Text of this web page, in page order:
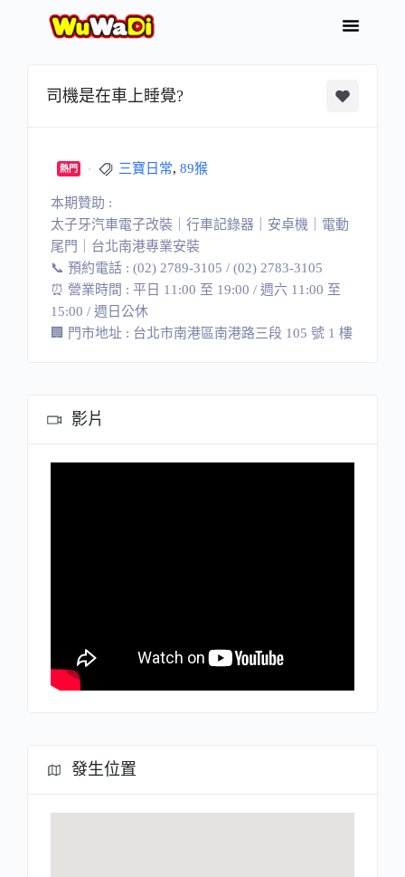
司機是在車上睡覺?
熱門 三寶日常, 89猴
本期贊助 :
太子牙汽車電子改裝｜行車記錄器｜安卓機｜電動
尾門｜台北南港專業安裝
📞 預約電話 : (02) 2789-3105 / (02) 2783-3105
⏰ 營業時間 : 平日 11:00 至 19:00 / 週六 11:00 至
15:00 / 週日公休
🏢 門市地址 : 台北市南港區南港路三段 105 號 1 樓
影片
發生位置